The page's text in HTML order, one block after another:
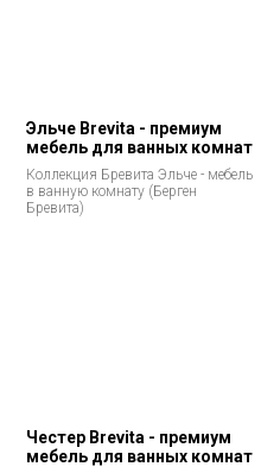
Эльче Brevita - премиум
мебель для ванных комнат
Коллекция Бревита Эльче - мебель
в ванную комнату (Берген
Бревита)
Честер Brevita - премиум
мебель для ванных комнат